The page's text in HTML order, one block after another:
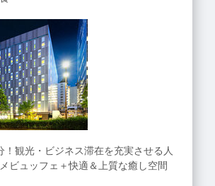
！観光・ビジネス滞在を充実させる人
ビュッフェ＋快適＆上質な癒し空間